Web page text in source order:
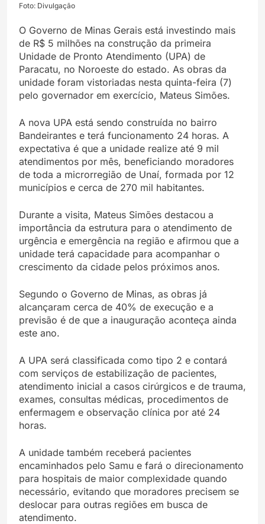
Foto: Divulgação
O Governo de Minas Gerais está investindo mais
de R$ 5 milhões na construção da primeira
Unidade de Pronto Atendimento (UPA) de
Paracatu, no Noroeste do estado. As obras da
unidade foram vistoriadas nesta quinta-feira (7)
pelo governador em exercício, Mateus Simões.
A nova UPA está sendo construída no bairro
Bandeirantes e terá funcionamento 24 horas. A
expectativa é que a unidade realize até 9 mil
atendimentos por mês, beneficiando moradores
de toda a microrregião de Unaí, formada por 12
municípios e cerca de 270 mil habitantes.
Durante a visita, Mateus Simões destacou a
importância da estrutura para o atendimento de
urgência e emergência na região e afirmou que a
unidade terá capacidade para acompanhar o
crescimento da cidade pelos próximos anos.
Segundo o Governo de Minas, as obras já
alcançaram cerca de 40% de execução e a
previsão é de que a inauguração aconteça ainda
este ano.
A UPA será classificada como tipo 2 e contará
com serviços de estabilização de pacientes,
atendimento inicial a casos cirúrgicos e de trauma,
exames, consultas médicas, procedimentos de
enfermagem e observação clínica por até 24
horas.
A unidade também receberá pacientes
encaminhados pelo Samu e fará o direcionamento
para hospitais de maior complexidade quando
necessário, evitando que moradores precisem se
deslocar para outras regiões em busca de
atendimento.